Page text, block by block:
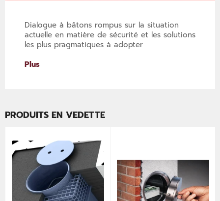
Dialogue à bâtons rompus sur la situation
actuelle en matière de sécurité et les solutions
les plus pragmatiques à adopter
Plus
PRODUITS EN VEDETTE